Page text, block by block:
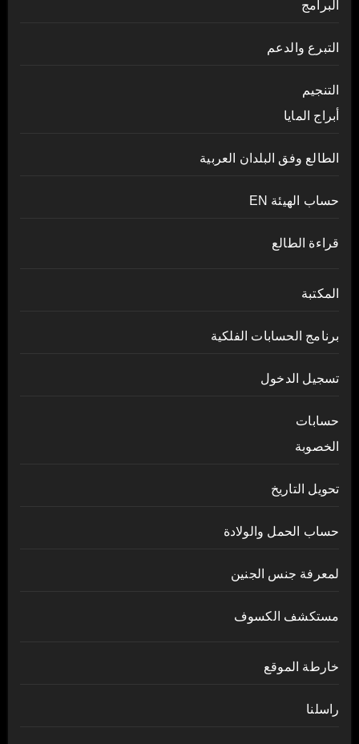
البرامج
التبرع والدعم
التنجيم
أبراج المايا
الطالع وفق البلدان العربية
حساب الهيئة EN
قراءة الطالع
المكتبة
برنامج الحسابات الفلكية
تسجيل الدخول
حسابات
الخصوبة
تحويل التاريخ
حساب الحمل والولادة
لمعرفة جنس الجنين
مستكشف الكسوف
خارطة الموقع
راسلنا